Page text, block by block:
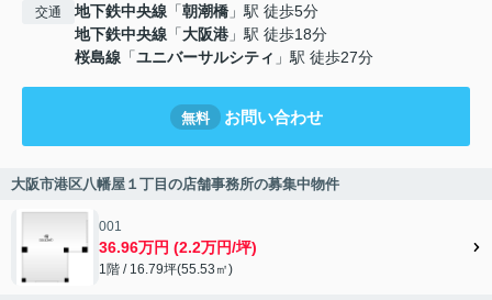
交通 地下鉄中央線 「朝潮橋 」駅 徒歩5分
地下鉄中央線 「大阪港 」駅 徒歩18分
桜島線 「ユニバーサルシティ 」駅 徒歩27分
無料 お問い合わせ
大阪市港区八幡屋１丁目の店舗事務所の募集中物件
001
36.96万円 (2.2万円/坪)
1階 / 16.79坪(55.53㎡)